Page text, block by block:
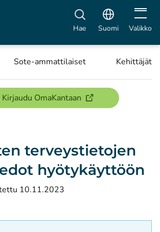
Hae Suomi Avaa
Valikko
Sote-ammattilaiset Kehittäjät
Kirjaudu OmaKantaan(avautuu uuteen
terveystietojen
hyötykäyttöön
10.11.2023